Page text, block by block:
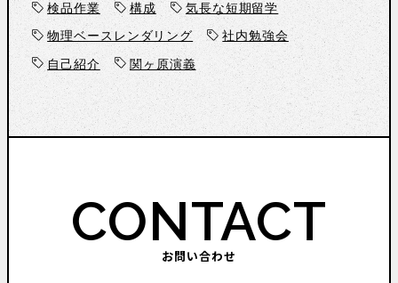
検品作業
構成
気長な短期留学
物理ベースレンダリング
社内勉強会
自己紹介
関ヶ原演義
CONTACT
お問い合わせ